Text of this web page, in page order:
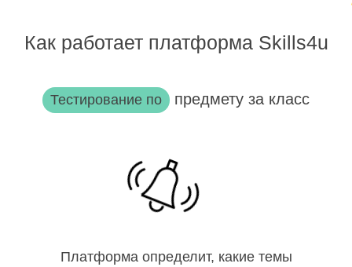
Как работает платформа Skills4u
Тестирование по предмету за класс
Платформа определит, какие темы